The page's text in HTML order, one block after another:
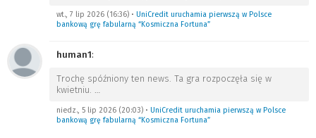
wt., 7 lip 2026 (16:36) • UniCredit uruchamia pierwszą w Polsce
bankową grę fabularną “Kosmiczna Fortuna”
human1:
Trochę spóźniony ten news. Ta gra rozpoczęła się w
kwietniu. …
niedz., 5 lip 2026 (20:03) • UniCredit uruchamia pierwszą w Polsce
bankową grę fabularną “Kosmiczna Fortuna”